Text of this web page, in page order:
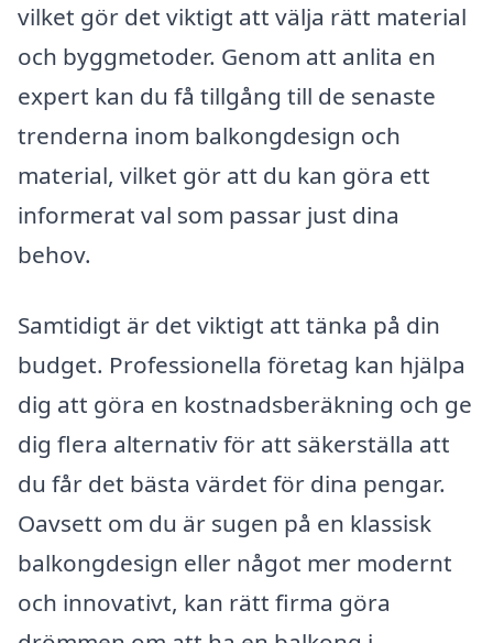
vilket gör det viktigt att välja rätt material
och byggmetoder. Genom att anlita en
expert kan du få tillgång till de senaste
trenderna inom balkongdesign och
material, vilket gör att du kan göra ett
informerat val som passar just dina
behov.
Samtidigt är det viktigt att tänka på din
budget. Professionella företag kan hjälpa
dig att göra en kostnadsberäkning och ge
dig flera alternativ för att säkerställa att
du får det bästa värdet för dina pengar.
Oavsett om du är sugen på en klassisk
balkongdesign eller något mer modernt
och innovativt, kan rätt firma göra